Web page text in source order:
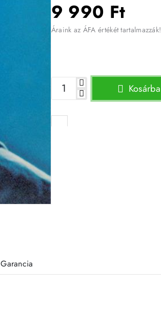
9 990 Ft
Áraink az ÁFA értékét tartalmazzák!
Kosárba
Garancia